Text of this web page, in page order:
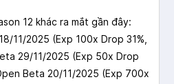
12 khác ra mắt gần đây:
11/2025 (Exp 100x Drop 31%,
29/11/2025 (Exp 50x Drop
Beta 20/11/2025 (Exp 700x